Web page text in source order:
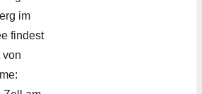
im
findest
von